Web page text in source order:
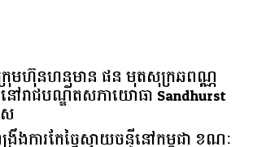
រុមហ៊ុនហនុមាន ផន មុតសុក្រឆពណ្ណ
នៅរាជបណ្ឌិតសភាយោធា Sandhurst
ស
ង​ការ​កែច្នៃ​ស្វាយចន្ទី​នៅ​កម្ពុជា​ ​ខណៈ​